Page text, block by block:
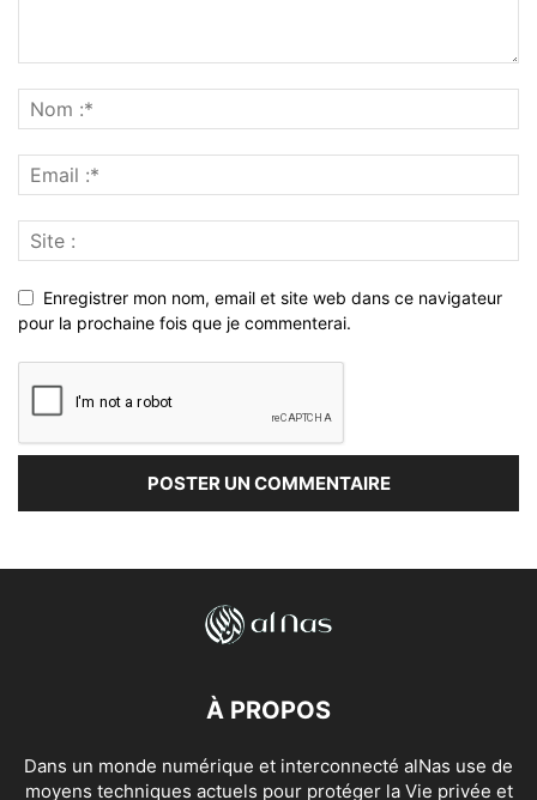
Enregistrer mon nom, email et site web dans ce navigateur
pour la prochaine fois que je commenterai.
À PROPOS
Dans un monde numérique et interconnecté alNas use de
moyens techniques actuels pour protéger la Vie privée et